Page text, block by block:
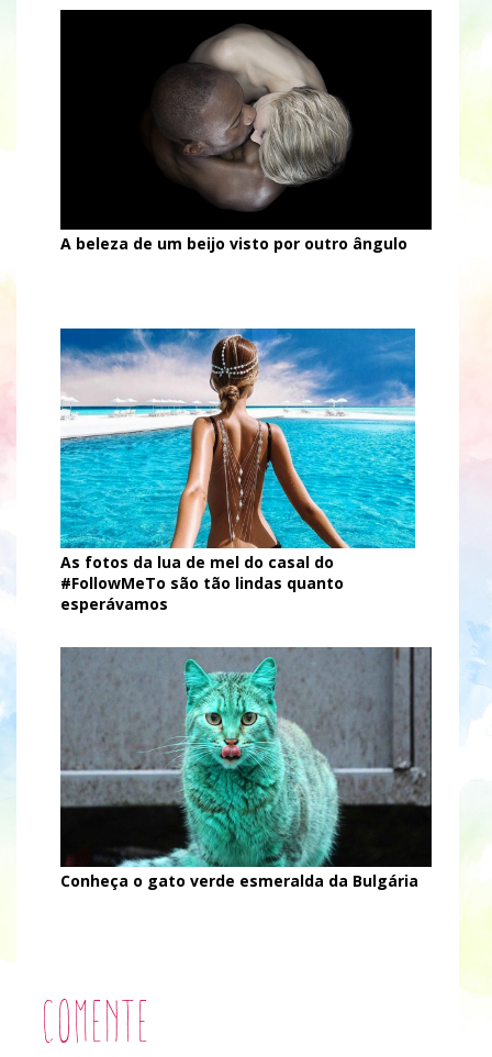
A beleza de um beijo visto por outro ângulo
As fotos da lua de mel do casal do
#FollowMeTo são tão lindas quanto
esperávamos
Conheça o gato verde esmeralda da Bulgária
Comente